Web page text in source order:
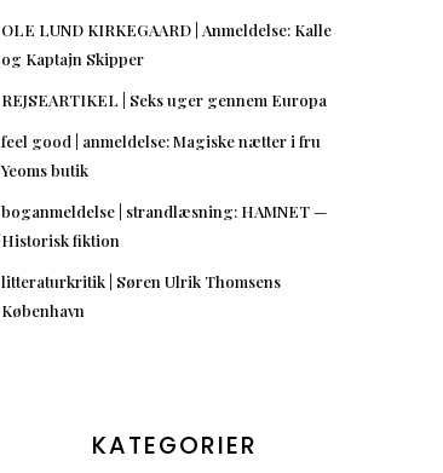
OLE LUND KIRKEGAARD | Anmeldelse: Kalle
og Kaptajn Skipper
REJSEARTIKEL | Seks uger gennem Europa
feel good | anmeldelse: Magiske nætter i fru
Yeoms butik
boganmeldelse | strandlæsning: HAMNET —
Historisk fiktion
litteraturkritik | Søren Ulrik Thomsens
København
KATEGORIER